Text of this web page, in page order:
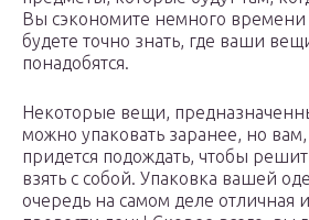
Вы сэкономите немного времени
будете точно знать, где ваши
понадобятся.
Некоторые вещи,
можно упаковать заранее, но
придется подождать, чтобы
взять с собой. Упаковка вашей
очередь на самом деле отличная